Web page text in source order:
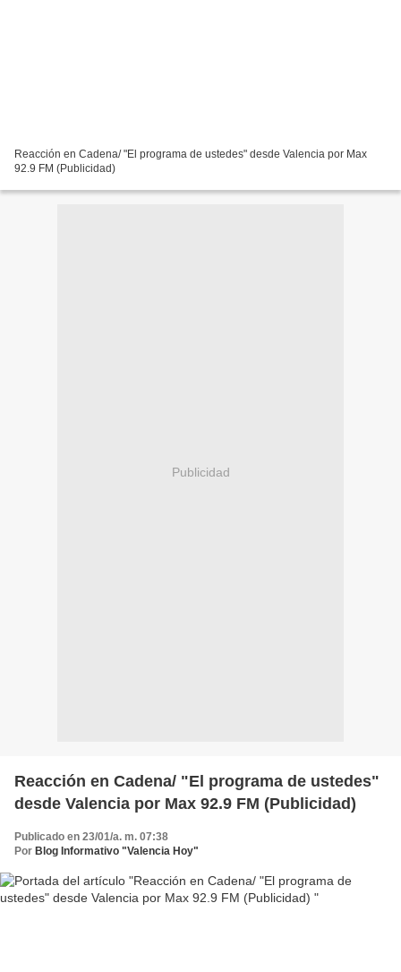
Reacción en Cadena/ "El programa de ustedes" desde Valencia por Max
92.9 FM (Publicidad)
Publicidad
Reacción en Cadena/ "El programa de ustedes"
desde Valencia por Max 92.9 FM (Publicidad)
Publicado en 23/01/a. m. 07:38
Por Blog Informativo "Valencia Hoy"